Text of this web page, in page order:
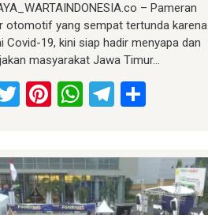
– Pameran
otomotif yang sempat tertunda karena
Covid-19, kini siap hadir menyapa dan
masyarakat Jawa Timur…
Twitter
Pinterest
WhatsApp
Telegram